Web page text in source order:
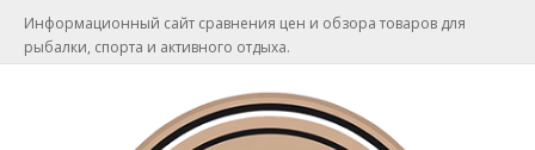
Информационный сайт сравнения цен и обзора товаров для
рыбалки, спорта и активного отдыха.